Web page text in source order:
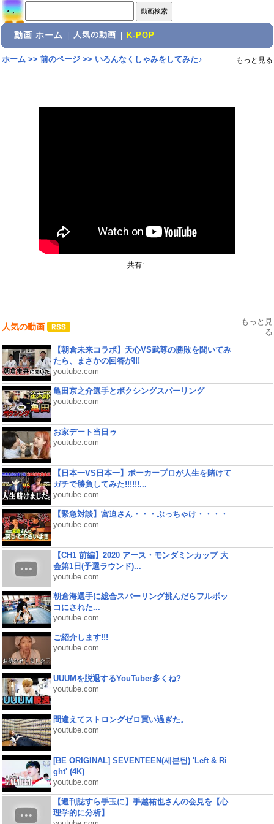
動画 ホーム 人気の動画 K-POP
ホーム>> 前のページ>> いろんなくしゃみをしてみた♪ もっと見る
共有:
人気の動画
もっと見
る
【朝倉未来コラボ】天心VS武尊の勝敗を聞いてみ
たら、まさかの回答が!!!
youtube.com
亀田京之介選手とボクシングスパーリング
youtube.com
お家デート当日ゥ
youtube.com
【日本一VS日本一】ポーカープロが人生を賭けて
ガチで勝負してみた!!!!!!...
youtube.com
【緊急対談】宮迫さん・・・ぶっちゃけ・・・・
youtube.com
【CH1 前編】2020 アース・モンダミンカップ 大
会第1日(予選ラウンド)...
youtube.com
朝倉海選手に総合スパーリング挑んだらフルボッ
コにされた...
youtube.com
ご紹介します!!!
youtube.com
UUUMを脱退するYouTuber多くね?
youtube.com
間違えてストロングゼロ買い過ぎた。
youtube.com
[BE ORIGINAL] SEVENTEEN(세븐틴) 'Left & Ri
ght' (4K)
youtube.com
【週刊誌すら手玉に】手越祐也さんの会見を【心
理学的に分析】